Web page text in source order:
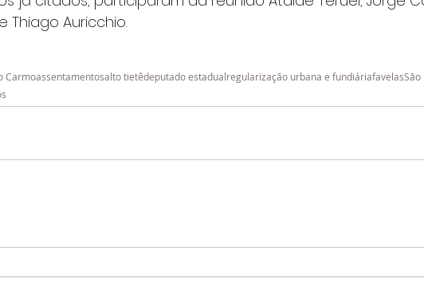
Thiago Auricchio.
Carmoassentamentosalto tietêdeputado estadualregularização urbana e fundiáriafavelasSão